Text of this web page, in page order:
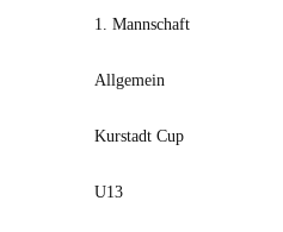
1. Mannschaft
Allgemein
Kurstadt Cup
U13